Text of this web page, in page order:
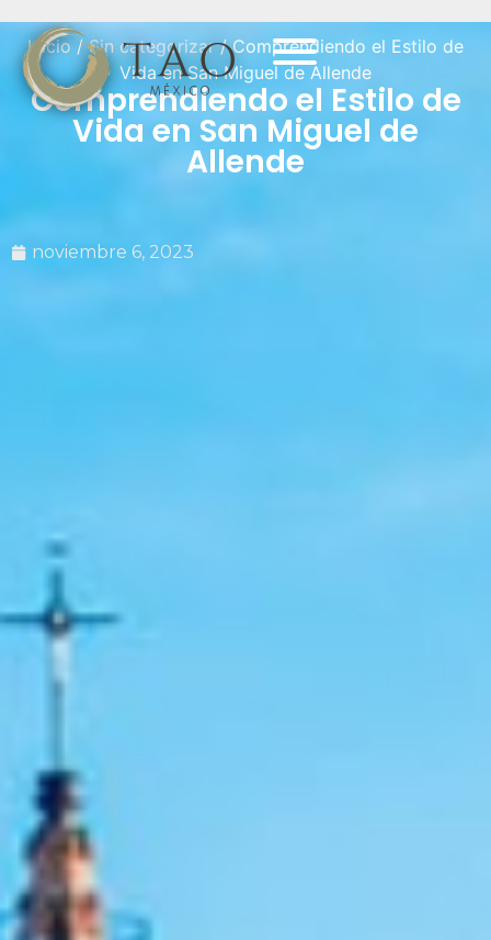
Inicio /Sin categorizar/ Comprendiendo el Estilo de
Vida en San Miguel de Allende
Comprendiendo el Estilo de
Vida en San Miguel de
Allende
noviembre 6, 2023